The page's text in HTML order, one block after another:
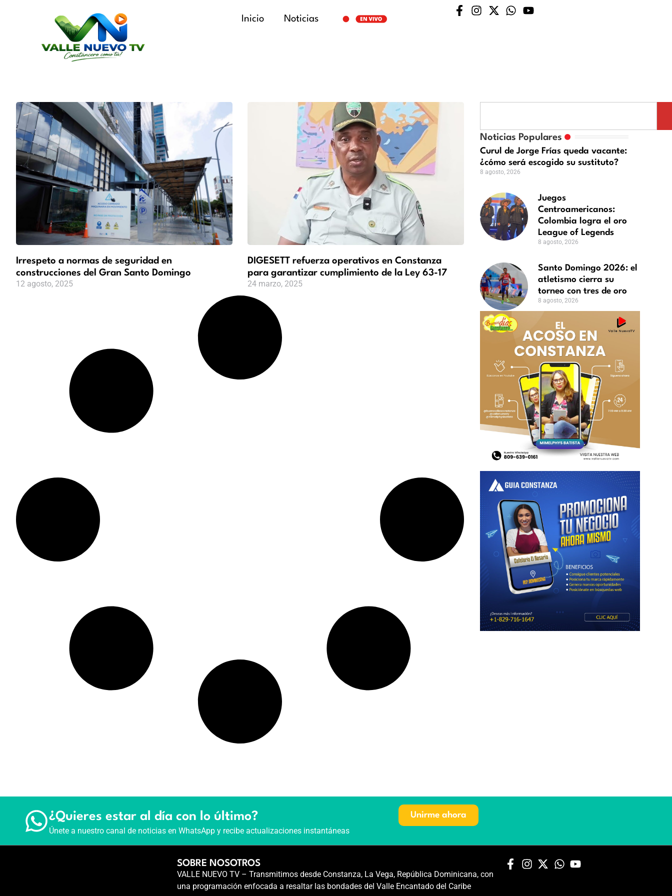
Inicio Noticias
Irrespeto a normas de seguridad en
construcciones del Gran Santo Domingo
12 agosto, 2025
DIGESETT refuerza operativos en Constanza
para garantizar cumplimiento de la Ley 63-17
24 marzo, 2025
Noticias Populares
Curul de Jorge Frías queda vacante:
¿cómo será escogido su sustituto?
8 agosto, 2026
Juegos
Centroamericanos:
Colombia logra el oro
League of Legends
8 agosto, 2026
Santo Domingo 2026: el
atletismo cierra su
torneo con tres de oro
8 agosto, 2026
¿Quieres estar al día con lo último?
Únete a nuestro canal de noticias en WhatsApp y recibe actualizaciones instantáneas
Unirme ahora
SOBRE NOSOTROS
VALLE NUEVO TV – Transmitimos desde Constanza, La Vega, República Dominicana, con
una programación enfocada a resaltar las bondades del Valle Encantado del Caribe